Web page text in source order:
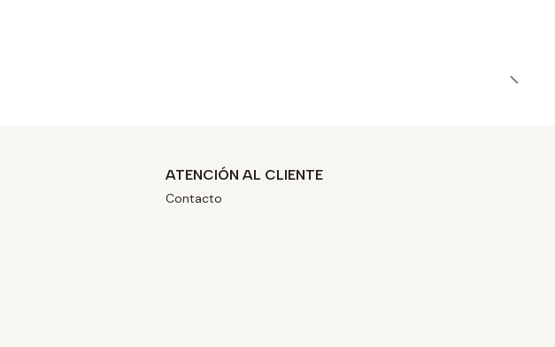
ATENCIÓN AL CLIENTE
Contacto